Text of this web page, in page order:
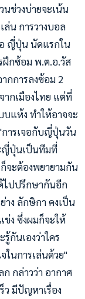
ช่วงบ่ายจะเน้น
น การวางบอล
อ ญี่ปุ่น นัดแรกใน
กซ้อม พ.ต.อ.วัส
กการลงซ้อม 2
ากเมืองไทย แต่ที่
แห้ง ทำให้อาจจะ
การเจอกับญี่ปุ่นวัน
ญี่ปุ่นเป็นทีมที่
จะต้องพยายามกัน
ไปปรึกษากันอีก
าง ลักษิกา คงเป็น
ง ซึ่งผมก็จะให้
กันเองว่าใคร
ในการเล่นด้วย"
กล่าวว่า อากาศ
ว มีปัญหาเรื่อง